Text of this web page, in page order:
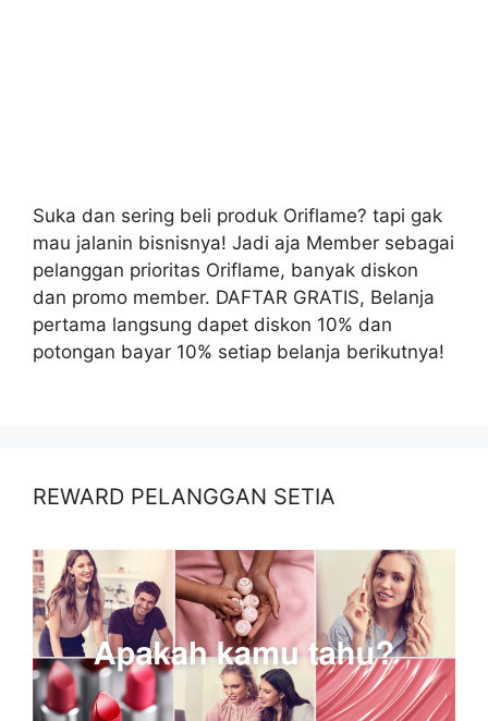
Suka dan sering beli produk Oriflame? tapi gak
mau jalanin bisnisnya! Jadi aja Member sebagai
pelanggan prioritas Oriflame, banyak diskon
dan promo member. DAFTAR GRATIS, Belanja
pertama langsung dapet diskon 10% dan
potongan bayar 10% setiap belanja berikutnya!
REWARD PELANGGAN SETIA